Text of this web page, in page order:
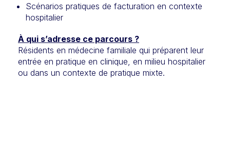
Scénarios pratiques de facturation en contexte
hospitalier
À qui s’adresse ce parcours ?
Résidents en médecine familiale qui préparent leur
entrée en pratique en clinique, en milieu hospitalier
ou dans un contexte de pratique mixte.